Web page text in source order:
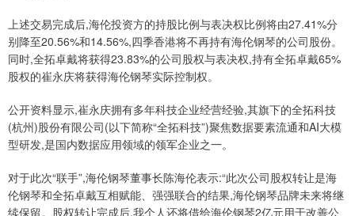
上述交易完成后,海伦投资方的持股比例与表决权比例将由27.41%分
别降至20.56%和14.56%,四季香港将不再持有海伦钢琴的公司股份。
同时,全拓卓戴将获得23.83%的公司股权与表决权,持有全拓卓戴65%
股权的崔永庆将获得海伦钢琴实际控制权。
公开资料显示,崔永庆拥有多年科技企业经营经验,其旗下的全拓科技
(杭州)股份有限公司(以下简称“全拓科技”)聚焦数据要素流通和AI大模
型研发,是国内数据应用领域的领军企业之一。
对于此次“联手”,海伦钢琴董事长陈海伦表示:“此次公司股权转让是海
伦钢琴和全拓卓戴互相赋能、强强联合的结果,海伦钢琴品牌未来将继
续保留。股权转让完成后,我个人还将借给海伦钢琴2亿元用于改善公